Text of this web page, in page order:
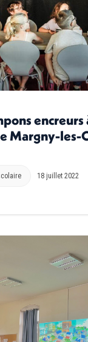
encreurs
Margny-les-
18 juillet 2022